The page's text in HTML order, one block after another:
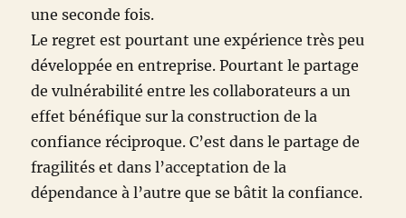
une seconde fois.
Le regret est pourtant une expérience très peu
développée en entreprise. Pourtant le partage
de vulnérabilité entre les collaborateurs a un
effet bénéfique sur la construction de la
confiance réciproque. C’est dans le partage de
fragilités et dans l’acceptation de la
dépendance à l’autre que se bâtit la confiance.